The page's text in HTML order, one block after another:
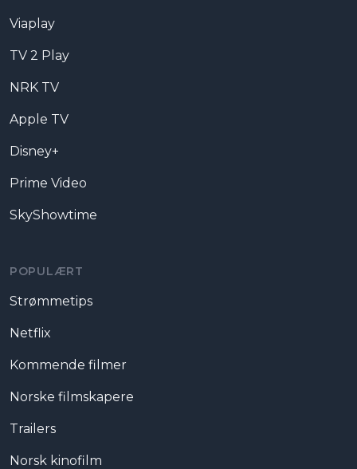
Viaplay
TV 2 Play
NRK TV
Apple TV
Disney+
Prime Video
SkyShowtime
POPULÆRT
Strømmetips
Netflix
Kommende filmer
Norske filmskapere
Trailers
Norsk kinofilm